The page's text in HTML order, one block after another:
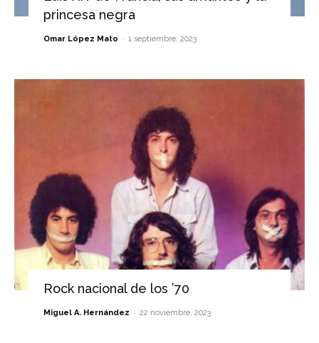
princesa negra
Omar López Mato - 1 septiembre, 2023
Rock nacional de los ’70
Miguel A. Hernández - 22 noviembre, 2023